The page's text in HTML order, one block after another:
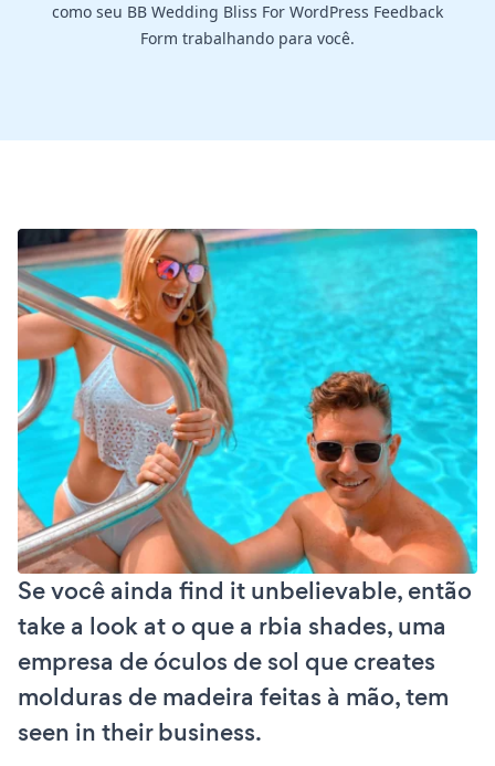
como seu BB Wedding Bliss For WordPress Feedback
Form trabalhando para você.
Se você ainda find it unbelievable, então
take a look at o que a rbia shades, uma
empresa de óculos de sol que creates
molduras de madeira feitas à mão, tem
seen in their business.